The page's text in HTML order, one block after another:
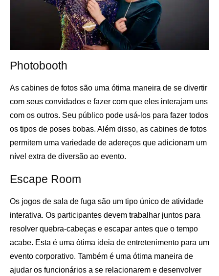
Photobooth
As cabines de fotos são uma ótima maneira de se divertir
com seus convidados e fazer com que eles interajam uns
com os outros. Seu público pode usá-los para fazer todos
os tipos de poses bobas. Além disso, as cabines de fotos
permitem uma variedade de adereços que adicionam um
nível extra de diversão ao evento.
Escape Room
Os jogos de sala de fuga são um tipo único de atividade
interativa. Os participantes devem trabalhar juntos para
resolver quebra-cabeças e escapar antes que o tempo
acabe. Esta é uma ótima ideia de entretenimento para um
evento corporativo. Também é uma ótima maneira de
ajudar os funcionários a se relacionarem e desenvolver